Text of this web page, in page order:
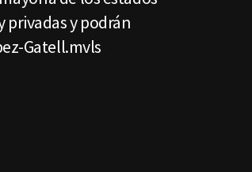
privadas y podrán
Gatell.mvls